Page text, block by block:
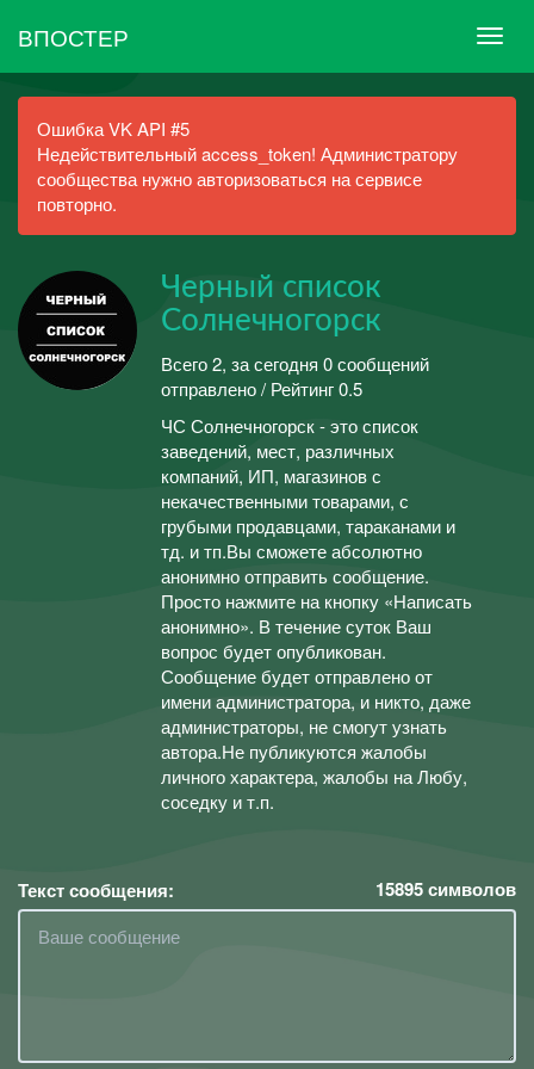
ВПОСТЕР
Ошибка VK API #5
Недействительный access_token! Администратору
сообщества нужно авторизоваться на сервисе
повторно.
Черный список
Солнечногорск
Всего 2, за сегодня 0 сообщений
отправлено / Рейтинг 0.5
ЧС Солнечногорск - это список
заведений, мест, различных
компаний, ИП, магазинов с
некачественными товарами, с
грубыми продавцами, тараканами и
тд. и тп.Вы сможете абсолютно
анонимно отправить сообщение.
Просто нажмите на кнопку «Написать
анонимно». В течение суток Ваш
вопрос будет опубликован.
Сообщение будет отправлено от
имени администратора, и никто, даже
администраторы, не смогут узнать
автора.Не публикуются жалобы
личного характера, жалобы на Любу,
соседку и т.п.
Текст сообщения: 15895символов